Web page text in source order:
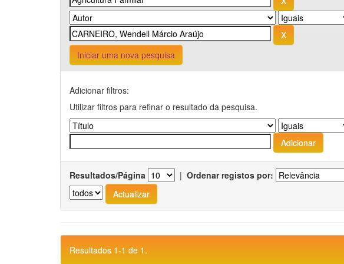
Iniciar uma nova pesquisa
Adicionar filtros:
Utilizar filtros para refinar o resultado da pesquisa.
Resultados/Página | Ordenar registos por:
Resultados 1-1 de 1.